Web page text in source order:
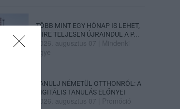
TÖBB MINT EGY HÓNAP IS LEHET,
MIRE TELJESEN ÚJRAINDUL A P...
2026. augusztus 07
Mindenki
ügye
TANULJ NÉMETÜL OTTHONRÓL: A
DIGITÁLIS TANULÁS ELŐNYEI
2026. augusztus 07 Promóció